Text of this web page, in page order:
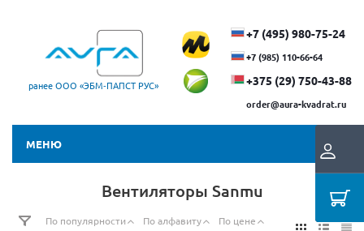
ранее ООО «ЭБМ‑ПАПСТ РУС»
+7 (495) 980-75-24
+7 (985) 110-66-64
+375 (29) ​750-43-88
order@aura-kvadrat.ru
МЕНЮ
Вентиляторы Sanmu
По популярности По алфавиту По цене